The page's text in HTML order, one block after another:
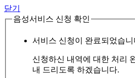
닫기
음성서비스 신청 확인
서비스 신청이 완료되었습니
신청하신 내역에 대한 처리
내 드리도록 하겠습니다.